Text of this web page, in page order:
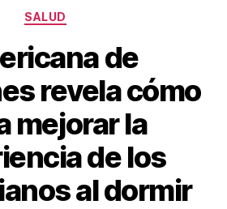
Categorías
SALUD
de
revela cómo
mejorar la
de los
al dormir